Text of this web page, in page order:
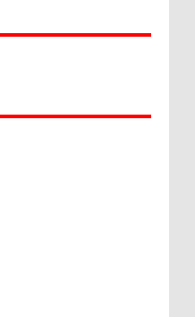
Islamic Centre di
GELAR PASAR